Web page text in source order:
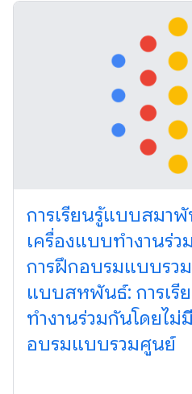
การเรียนรู้แบบสมาพั
เครื่องแบบทำงานร่
การฝึกอบรมแบบรว
แบบสหพันธ์: การเรี
ทำงานร่วมกันโดยไม่
อบรมแบบรวมศูนย์